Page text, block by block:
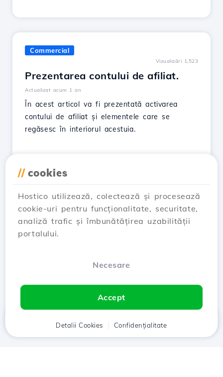
Commercial
Vizualizări 1,523
Prezentarea contului de afiliat.
Actualizat acum 1 an
În acest articol va fi prezentată activarea
contului de afiliat și elementele care se
regăsesc în interiorul acestuia.
← Prev 1 … 24 25 26
// cookies
Hostico utilizează, colectează și procesează
cookie-uri pentru funcționalitate, securitate,
analiză trafic și îmbunătățirea uzabilității
portalului.
Necesare
Accept
Detalii Cookies Confidențialitate
Client Coș Chat